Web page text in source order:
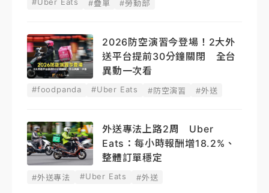
#Uber Eats #疊單 #勞動部
2026防空演習今登場！2大外
送平台提前30分鐘關閉 全台
異動一次看
#foodpanda #Uber Eats #防空演習 #外送
外送專法上路2周 Uber
Eats：每小時報酬增18.2%、
整體訂單穩定
#外送專法 #Uber Eats #外送